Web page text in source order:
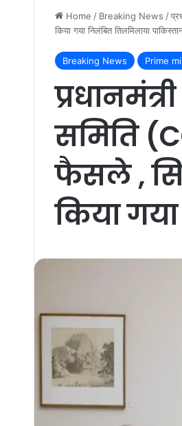
Home / Breaking News /
किया गया निलंबित तिलमिलाया
Breaking News Prime
समिति
फैसले ,
किया